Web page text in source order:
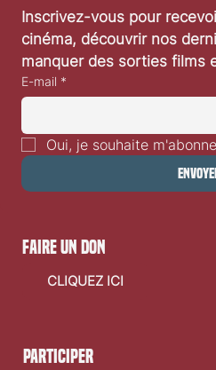
Inscrivez-vous pour
cinéma, découvrir nos
manquer des sorties films
E-mail *
Oui, je souhaite
Participer
faire un don
CLIQUEZ ICI